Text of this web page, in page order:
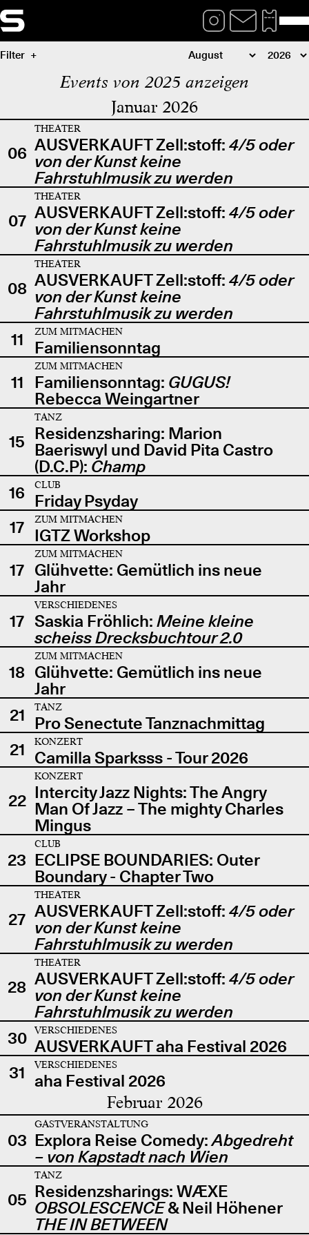
Filter
Events von 2025 anzeigen
Januar 2026
06
THEATER
AUSVERKAUFT Zell:stoff: 4/5 oder
von der Kunst keine
Fahrstuhlmusik zu werden
07
THEATER
AUSVERKAUFT Zell:stoff: 4/5 oder
von der Kunst keine
Fahrstuhlmusik zu werden
08
THEATER
AUSVERKAUFT Zell:stoff: 4/5 oder
von der Kunst keine
Fahrstuhlmusik zu werden
11
ZUM MITMACHEN
Familiensonntag
11
ZUM MITMACHEN
Familiensonntag: GUGUS!
Rebecca Weingartner
15
TANZ
Residenzsharing: Marion
Baeriswyl und David Pita Castro
(D.C.P): Champ
16
CLUB
Friday Psyday
17
ZUM MITMACHEN
IGTZ Workshop
17
ZUM MITMACHEN
Glühvette: Gemütlich ins neue
Jahr
17
VERSCHIEDENES
Saskia Fröhlich: Meine kleine
scheiss Drecksbuchtour 2.0
18
ZUM MITMACHEN
Glühvette: Gemütlich ins neue
Jahr
21
TANZ
Pro Senectute Tanznachmittag
21
KONZERT
Camilla Sparksss - Tour 2026
22
KONZERT
Intercity Jazz Nights: The Angry
Man Of Jazz – The mighty Charles
Mingus
23
CLUB
ECLIPSE BOUNDARIES: Outer
Boundary - Chapter Two
27
THEATER
AUSVERKAUFT Zell:stoff: 4/5 oder
von der Kunst keine
Fahrstuhlmusik zu werden
28
THEATER
AUSVERKAUFT Zell:stoff: 4/5 oder
von der Kunst keine
Fahrstuhlmusik zu werden
30
VERSCHIEDENES
AUSVERKAUFT aha Festival 2026
31
VERSCHIEDENES
aha Festival 2026
Februar 2026
03
GASTVERANSTALTUNG
Explora Reise Comedy:Abgedreht
– von Kapstadt nach Wien
05
TANZ
Residenzsharings: WÆXE
OBSOLESCENCE& Neil Höhener
THE IN BETWEEN